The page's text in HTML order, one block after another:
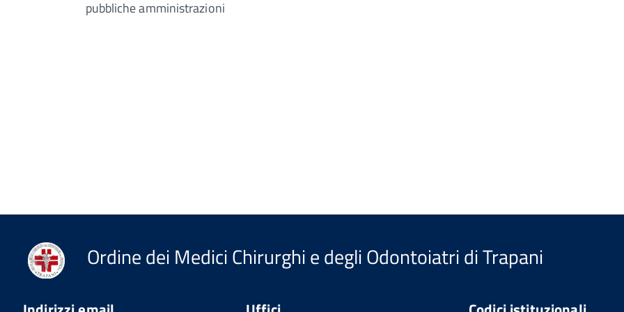
pubbliche amministrazioni
Ordine dei Medici Chirurghi e degli Odontoiatri di Trapani